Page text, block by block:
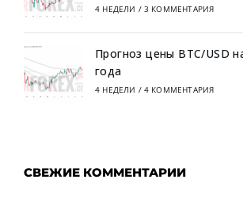
4 НЕДЕЛИ / 3 КОММЕНТАРИЯ
Прогноз цены BTC/USD
года
4 НЕДЕЛИ / 4 КОММЕНТАРИЯ
СВЕЖИЕ КОММЕНТАРИИ